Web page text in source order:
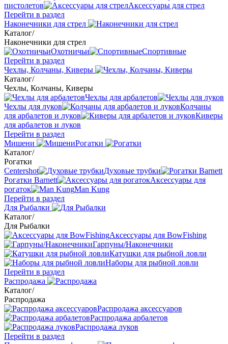
пистолетов
Аксессуары для стрел
Перейти в раздел
Наконечники для стрел
Каталог/
Наконечники для стрел
Охотничьи
Спортивные
Перейти в раздел
Чехлы, Колчаны, Киверы
Каталог/
Чехлы, Колчаны, Киверы
Чехлы для арбалетов
Чехлы для луков
Колчаны
для арбалетов и луков
Киверы
для арбалетов и луков
Перейти в раздел
Мишени
Рогатки
Каталог/
Рогатки
Centershot
Духовые трубки
Рогатки Barnett
Аксессуары для
рогаток
Man Kung
Перейти в раздел
Для Рыбалки
Каталог/
Для Рыбалки
Аксессуары для BowFishing
Гарпуны/Наконечники
Катушки для рыбной ловли
Наборы для рыбной ловли
Перейти в раздел
Распродажа
Каталог/
Распродажа
Распродажа аксессуаров
Распродажа арбалетов
Распродажа луков
Перейти в раздел